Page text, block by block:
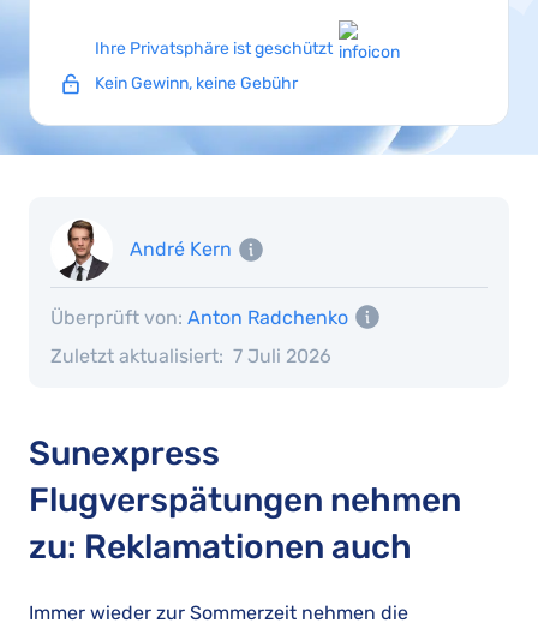
Ihre Privatsphäre ist geschützt
Kein Gewinn, keine Gebühr
André Kern
Zuletzt aktualisiert: 7 Juli 2026
Überprüft von: Anton Radchenko
Sunexpress
Flugverspätungen nehmen
zu: Reklamationen auch
Immer wieder zur Sommerzeit nehmen die